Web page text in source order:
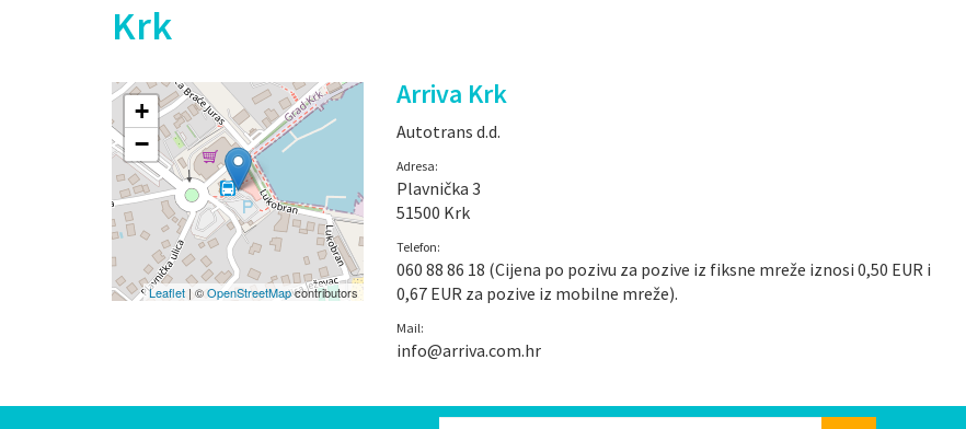
Krk
+
−
Leaflet| ©OpenStreetMapcontributors
Arriva Krk
Autotrans d.d.
Adresa:
Plavnička 3
51500 Krk
Telefon:
060 88 86 18 (Cijena po pozivu za pozive iz fiksne mreže iznosi 0,50 EUR i
0,67 EUR za pozive iz mobilne mreže).
Mail:
info@arriva.com.hr